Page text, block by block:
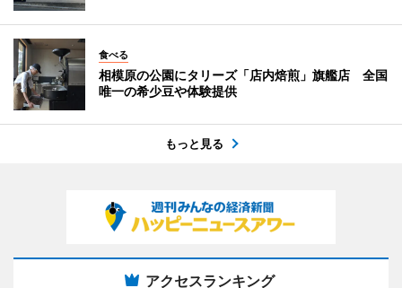
食べる
相模原の公園にタリーズ「店内焙煎」旗艦店 全国
唯一の希少豆や体験提供
もっと見る
アクセスランキング